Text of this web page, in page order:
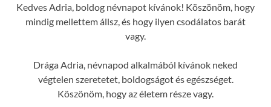
Kedves Adria, boldog névnapot kívánok! Köszönöm, hogy
mindig mellettem állsz, és hogy ilyen csodálatos barát
vagy.
Drága Adria, névnapod alkalmából kívánok neked
végtelen szeretetet, boldogságot és egészséget.
Köszönöm, hogy az életem része vagy.